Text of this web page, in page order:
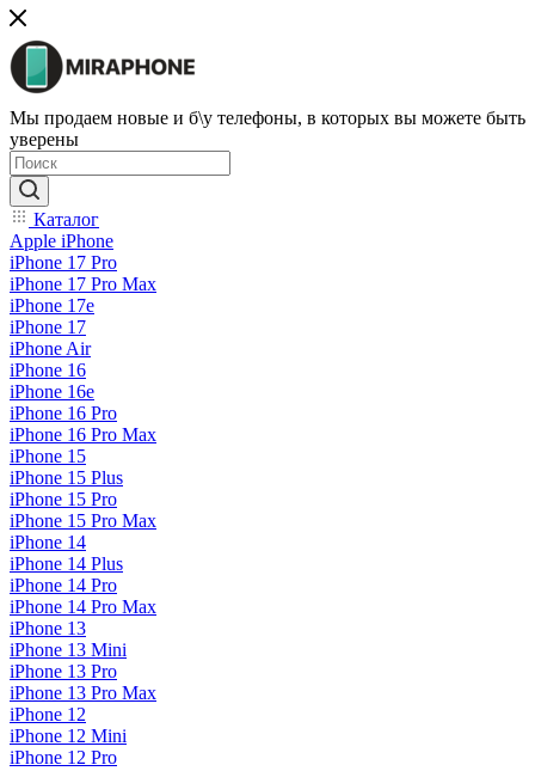
Мы продаем новые и б\у телефоны, в которых вы можете быть
уверены
Каталог
Apple iPhone
iPhone 17 Pro
iPhone 17 Pro Max
iPhone 17e
iPhone 17
iPhone Air
iPhone 16
iPhone 16e
iPhone 16 Pro
iPhone 16 Pro Max
iPhone 15
iPhone 15 Plus
iPhone 15 Pro
iPhone 15 Pro Max
iPhone 14
iPhone 14 Plus
iPhone 14 Pro
iPhone 14 Pro Max
iPhone 13
iPhone 13 Mini
iPhone 13 Pro
iPhone 13 Pro Max
iPhone 12
iPhone 12 Mini
iPhone 12 Pro